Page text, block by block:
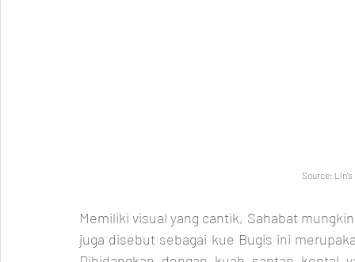
Source: Lin's
Memiliki visual yang cantik, Sahabat
juga disebut sebagai kue Bugis ini